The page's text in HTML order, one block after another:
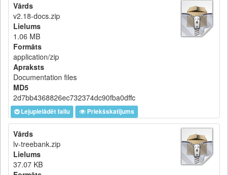
Vārds
v2.18-docs.zip
Lielums
1.06 MB
Formāts
application/zip
Apraksts
Documentation files
MD5
2d7bb4368826ec732374dc90fba0dffc
Lejupielādēt failu Priekšskatījums
Vārds
lv-treebank.zip
Lielums
37.07 KB